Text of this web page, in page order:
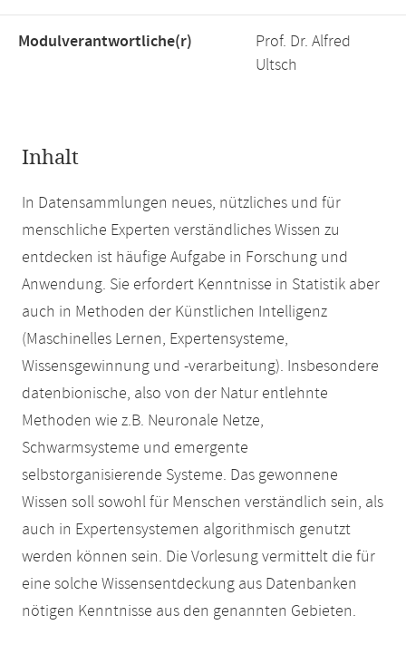
Modulverantwortliche(r)
Prof. Dr. Alfred
Ultsch
Inhalt
In Datensammlungen neues, nützliches und für
menschliche Experten verständliches Wissen zu
entdecken ist häufige Aufgabe in Forschung und
Anwendung. Sie erfordert Kenntnisse in Statistik aber
auch in Methoden der Künstlichen Intelligenz
(Maschinelles Lernen, Expertensysteme,
Wissensgewinnung und -verarbeitung). Insbesondere
datenbionische, also von der Natur entlehnte
Methoden wie z.B. Neuronale Netze,
Schwarmsysteme und emergente
selbstorganisierende Systeme. Das gewonnene
Wissen soll sowohl für Menschen verständlich sein, als
auch in Expertensystemen algorithmisch genutzt
werden können sein. Die Vorlesung vermittelt die für
eine solche Wissensentdeckung aus Datenbanken
nötigen Kenntnisse aus den genannten Gebieten.